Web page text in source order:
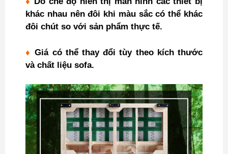
khác nhau nên đôi khi màu sắc có thể khác
đôi chút so với sản phẩm thực tế.
♦ Giá có thể thay đổi tùy theo kích thước
và chất liệu sofa.